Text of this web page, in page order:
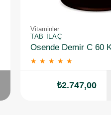
Vitaminler
TAB İLAÇ
★ ★ ★ ★ ★
₺2.747,00